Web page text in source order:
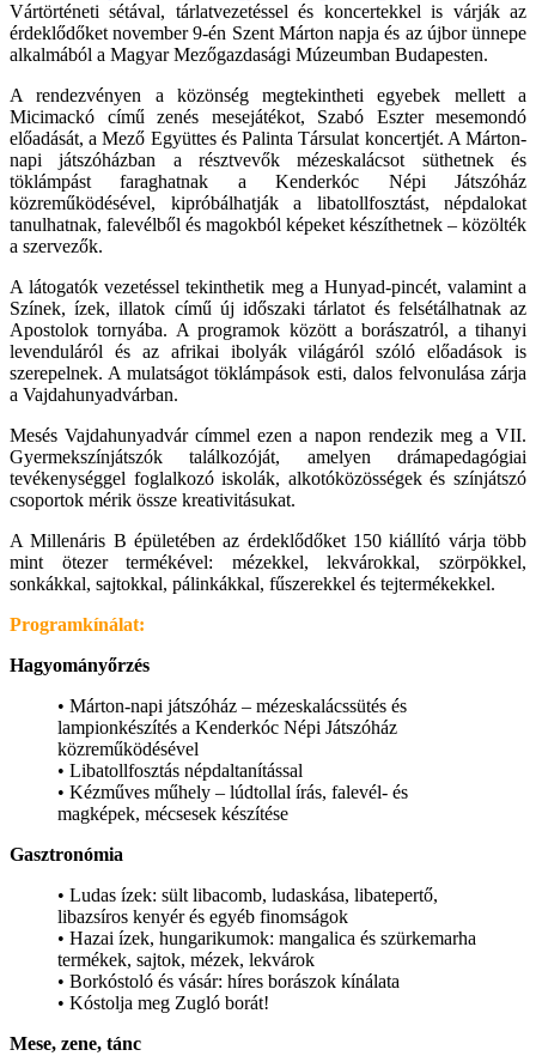
Vártörténeti sétával, tárlatvezetéssel és koncertekkel is várják az
érdeklődőket november 9-én Szent Márton napja és az újbor ünnepe
alkalmából a Magyar Mezőgazdasági Múzeumban Budapesten.
A rendezvényen a közönség megtekintheti egyebek mellett a
Micimackó című zenés mesejátékot, Szabó Eszter mesemondó
előadását, a Mező Együttes és Palinta Társulat koncertjét. A Márton-
napi játszóházban a résztvevők mézeskalácsot süthetnek és
töklámpást faraghatnak a Kenderkóc Népi Játszóház
közreműködésével, kipróbálhatják a libatollfosztást, népdalokat
tanulhatnak, falevélből és magokból képeket készíthetnek – közölték
a szervezők.
A látogatók vezetéssel tekinthetik meg a Hunyad-pincét, valamint a
Színek, ízek, illatok című új időszaki tárlatot és felsétálhatnak az
Apostolok tornyába. A programok között a borászatról, a tihanyi
levenduláról és az afrikai ibolyák világáról szóló előadások is
szerepelnek. A mulatságot töklámpások esti, dalos felvonulása zárja
a Vajdahunyadvárban.
Mesés Vajdahunyadvár címmel ezen a napon rendezik meg a VII.
Gyermekszínjátszók találkozóját, amelyen drámapedagógiai
tevékenységgel foglalkozó iskolák, alkotóközösségek és színjátszó
csoportok mérik össze kreativitásukat.
A Millenáris B épületében az érdeklődőket 150 kiállító várja több
mint ötezer termékével: mézekkel, lekvárokkal, szörpökkel,
sonkákkal, sajtokkal, pálinkákkal, fűszerekkel és tejtermékekkel.
Programkínálat:
Hagyományőrzés
• Márton-napi játszóház – mézeskalácssütés és
lampionkészítés a Kenderkóc Népi Játszóház
közreműködésével
• Libatollfosztás népdaltanítással
• Kézműves műhely – lúdtollal írás, falevél- és
magképek, mécsesek készítése
Gasztronómia
• Ludas ízek: sült libacomb, ludaskása, libatepertő,
libazsíros kenyér és egyéb finomságok
• Hazai ízek, hungarikumok: mangalica és szürkemarha
termékek, sajtok, mézek, lekvárok
• Borkóstoló és vásár: híres borászok kínálata
• Kóstolja meg Zugló borát!
Mese, zene, tánc